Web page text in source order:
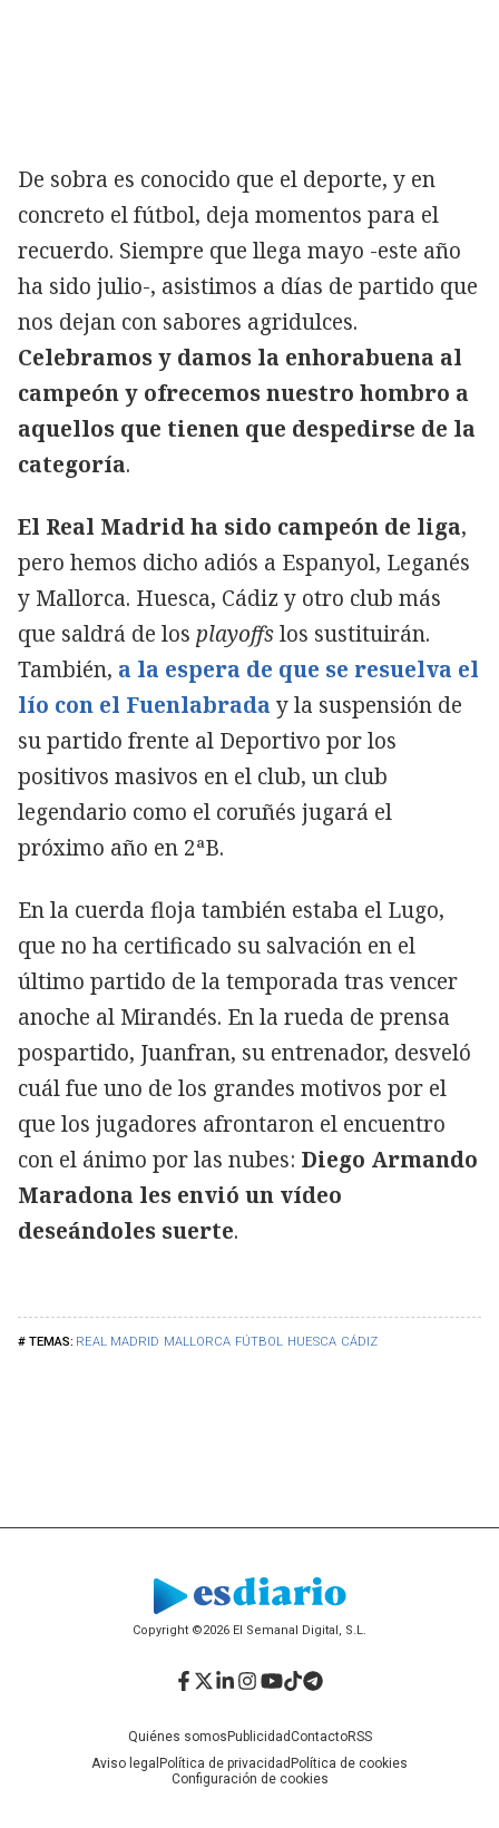
REAL MADRID MALLORCA FÚTBOL HUESCA CÁDIZ
De sobra es conocido que el deporte, y en
concreto el fútbol, deja momentos para el
recuerdo. Siempre que llega mayo -este año
ha sido julio-, asistimos a días de partido que
nos dejan con sabores agridulces.
Celebramos y damos la enhorabuena al
campeón y ofrecemos nuestro hombro a
aquellos que tienen que despedirse de la
categoría.
El Real Madrid ha sido campeón de liga,
pero hemos dicho adiós a Espanyol, Leganés
y Mallorca. Huesca, Cádiz y otro club más
que saldrá de los playoffslos sustituirán.
También, a la espera de que se resuelva el
lío con el Fuenlabrada y la suspensión de
su partido frente al Deportivo por los
positivos masivos en el club, un club
legendario como el coruñés jugará el
próximo año en 2ªB.
En la cuerda floja también estaba el Lugo,
que no ha certificado su salvación en el
último partido de la temporada tras vencer
anoche al Mirandés. En la rueda de prensa
pospartido, Juanfran, su entrenador, desveló
cuál fue uno de los grandes motivos por el
que los jugadores afrontaron el encuentro
con el ánimo por las nubes: Diego Armando
Maradona les envió un vídeo
deseándoles suerte.
Copyright ©2026 El Semanal Digital, S.L.
Quiénes somos PublicidadContactoRSS
Aviso legal Política de privacidad Política de cookies
Configuración de cookies
Facebook
Twitter
LinkedIn
Instagram
YouTube
TikTok
Telegram